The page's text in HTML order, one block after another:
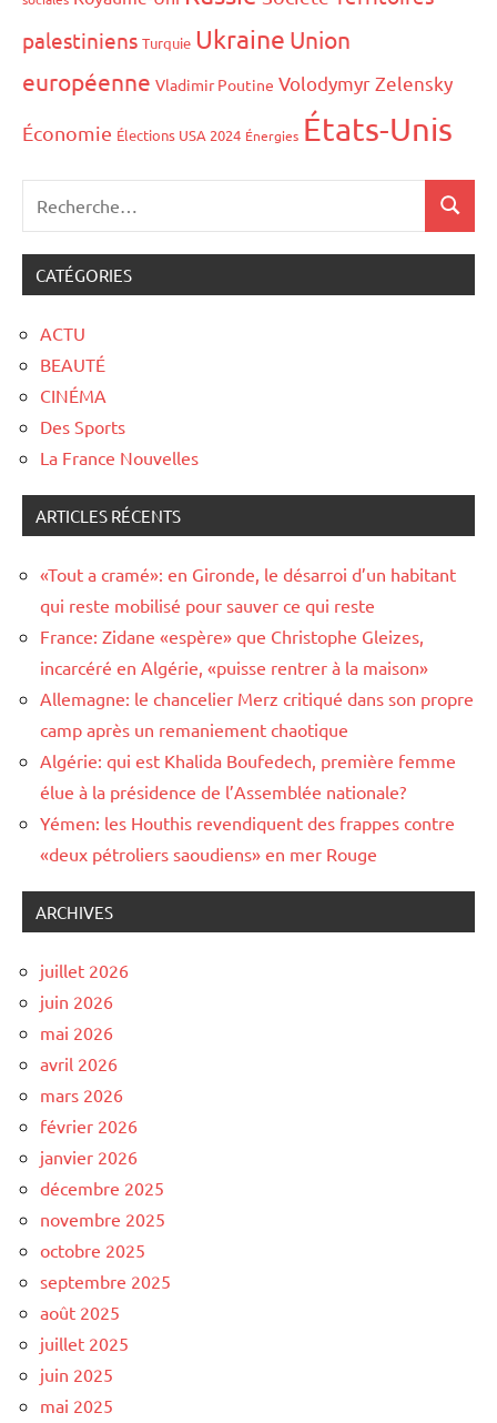
palestiniens Turquie Ukraine Union
européenne Vladimir Poutine Volodymyr Zelensky
Économie Élections USA 2024 Énergies États-Unis
CATÉGORIES
ACTU
BEAUTÉ
CINÉMA
Des Sports
La France Nouvelles
ARTICLES RÉCENTS
«Tout a cramé»: en Gironde, le désarroi d’un habitant
qui reste mobilisé pour sauver ce qui reste
France: Zidane «espère» que Christophe Gleizes,
incarcéré en Algérie, «puisse rentrer à la maison»
Allemagne: le chancelier Merz critiqué dans son propre
camp après un remaniement chaotique
Algérie: qui est Khalida Boufedech, première femme
élue à la présidence de l’Assemblée nationale?
Yémen: les Houthis revendiquent des frappes contre
«deux pétroliers saoudiens» en mer Rouge
ARCHIVES
juillet 2026
juin 2026
mai 2026
avril 2026
mars 2026
février 2026
janvier 2026
décembre 2025
novembre 2025
octobre 2025
septembre 2025
août 2025
juillet 2025
juin 2025
mai 2025